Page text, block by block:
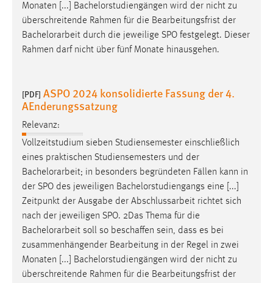
Monaten [...] Bachelorstudiengängen wird der nicht zu
überschreitende Rahmen für die Bearbeitungsfrist der
Bachelorarbeit durch die jeweilige SPO festgelegt. Dieser
Rahmen darf nicht über fünf Monate hinausgehen.
[PDF] ASPO 2024 konsolidierte Fassung der 4.
AEnderungssatzung
Relevanz:
Vollzeitstudium sieben Studiensemester einschließlich
eines praktischen Studiensemesters und der
Bachelorarbeit; in besonders begründeten Fällen kann in
der SPO des jeweiligen Bachelorstudiengangs eine [...]
Zeitpunkt der Ausgabe der Abschlussarbeit richtet sich
nach der jeweiligen SPO. 2Das Thema für die
Bachelorarbeit soll so beschaffen sein, dass es bei
zusammenhängender Bearbeitung in der Regel in zwei
Monaten [...] Bachelorstudiengängen wird der nicht zu
überschreitende Rahmen für die Bearbeitungsfrist der